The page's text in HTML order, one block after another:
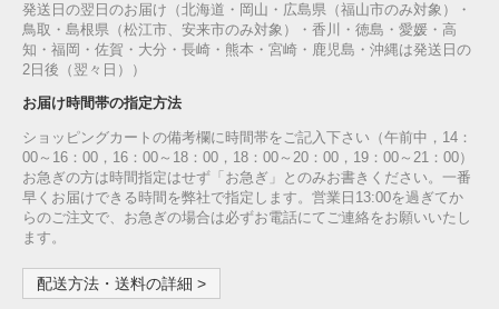
発送日の翌日のお届け（北海道・岡山・広島県（福山市のみ対象）・
鳥取・島根県（松江市、安来市のみ対象）・香川・徳島・愛媛・高
知・福岡・佐賀・大分・長崎・熊本・宮崎・鹿児島・沖縄は発送日の
2日後（翌々日））
お届け時間帯の指定方法
ショッピングカートの備考欄に時間帯をご記入下さい（午前中，14：
00～16：00，16：00～18：00，18：00～20：00，19：00～21：00）
お急ぎの方は時間指定はせず「お急ぎ」とのみお書きください。一番
早くお届けできる時間を弊社で指定します。営業日13:00を過ぎてか
らのご注文で、お急ぎの場合は必ずお電話にてご連絡をお願いいたし
ます。
配送方法・送料の詳細 >